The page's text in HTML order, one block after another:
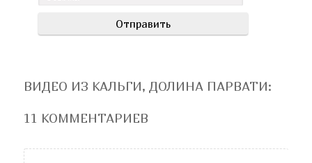
ВИДЕО ИЗ КАЛЬГИ, ДОЛИНА ПАРВАТИ:
11 КОММЕНТАРИЕВ